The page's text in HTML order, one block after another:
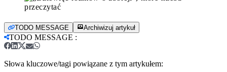
TODO MESSAGE Archiwizuj artykuł
TODO MESSAGE :
Słowa kluczowe/tagi powiązane z tym artykułem: